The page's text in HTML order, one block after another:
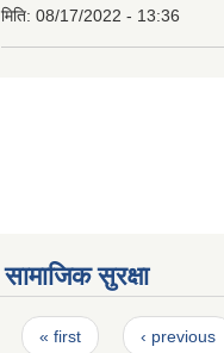
मिति: 08/17/2022 - 13:36
सामाजिक सुरक्षा
Pages
« first
‹ previous